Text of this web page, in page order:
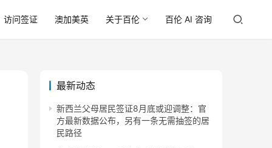
访问签证 澳加美英 关于百伦 百伦 AI 咨询
最新动态
新西兰父母居民签证8月底或迎调整：官
方最新数据公布，另有一条无需抽签的居
民路径